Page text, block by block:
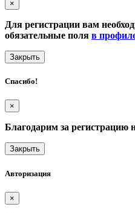
×
Для регистрации вам
обязательные поля в
Закрыть
Спасибо!
×
Благодарим за регистрацию
Закрыть
Авторизация
×